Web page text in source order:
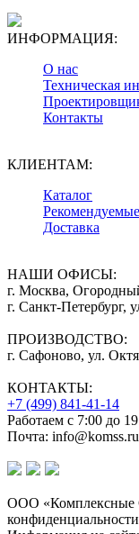
ИНФОРМАЦИЯ:
О нас
Техническая
Контакты
КЛИЕНТАМ:
Каталог
Доставка
НАШИ ОФИСЫ:
г. Москва,
г. Санкт-Петербург,
ПРОИЗВОДСТВО:
г. Сафоново, ул.
КОНТАКТЫ:
+7 (499) 841-41-14
Работаем с 7:00 до
Почта: info@komss.ru
ООО «Комплексные